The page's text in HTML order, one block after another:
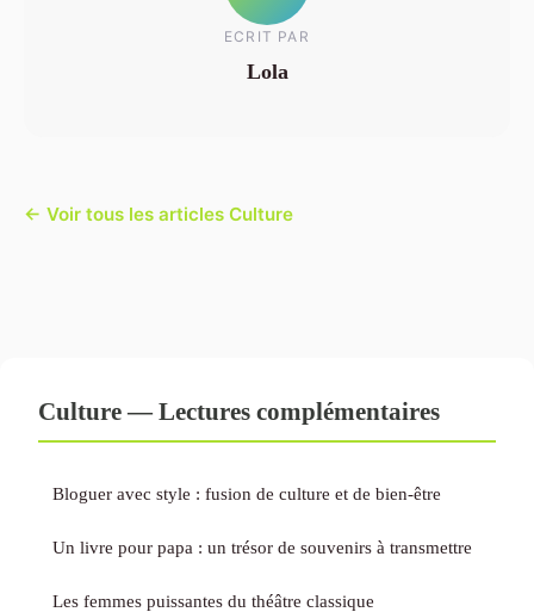
ECRIT PAR
Lola
← Voir tous les articles Culture
Culture — Lectures complémentaires
Bloguer avec style : fusion de culture et de bien-être
Un livre pour papa : un trésor de souvenirs à transmettre
Les femmes puissantes du théâtre classique